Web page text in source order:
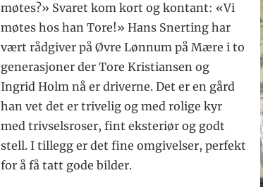
møtes?» Svaret kom kort og kontant: «Vi
møtes hos han Tore!» Hans Snerting har
vært rådgiver på Øvre Lønnum på Mære i to
generasjoner der Tore Kristiansen og
Ingrid Holm nå er driverne. Det er en gård
han vet det er trivelig og med rolige kyr
med trivselsroser, fint eksteriør og godt
stell. I tillegg er det fine omgivelser, perfekt
for å få tatt gode bilder.